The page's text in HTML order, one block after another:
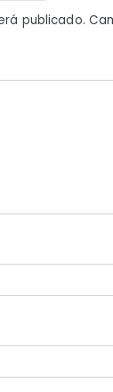
publicado.